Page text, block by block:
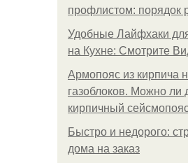
профлистом: порядок
Удобные Лайфхаки
на Кухне: Смотрите
Армопояс из кирпича
газоблоков. Можно ли
кирпичный
Быстро и недорого:
дома на заказ